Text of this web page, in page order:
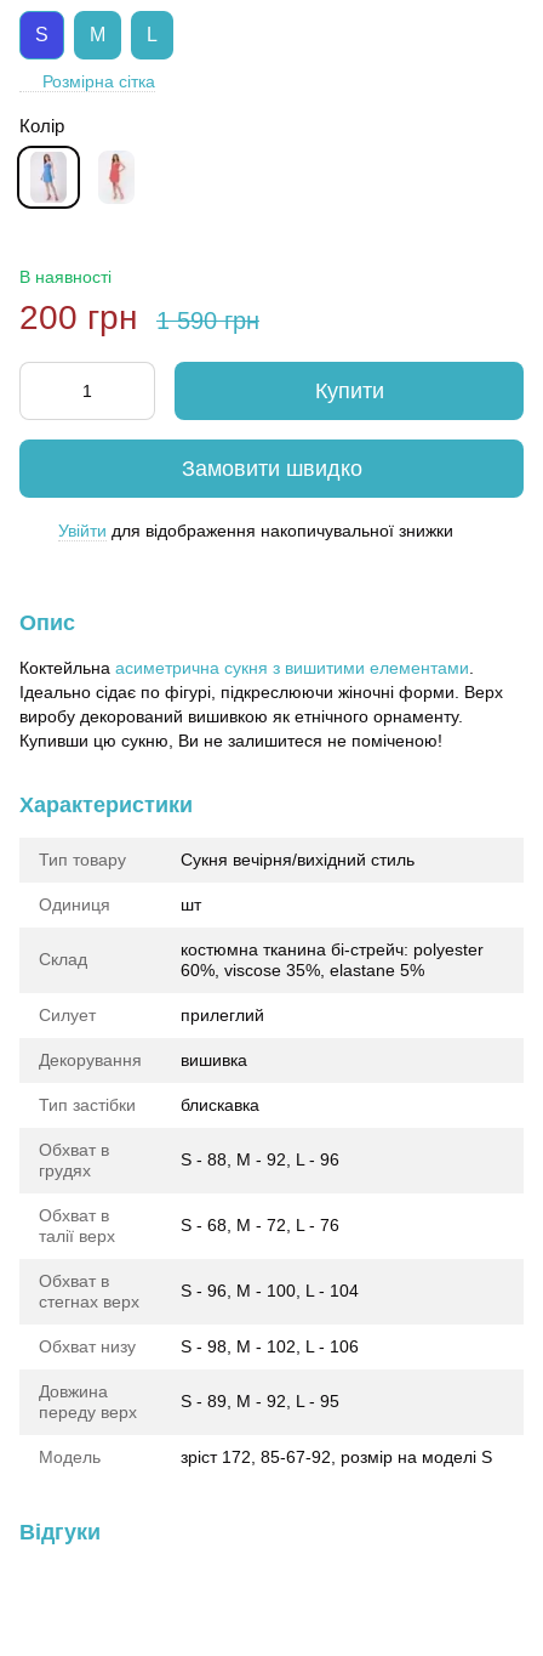
S M L
Розмірна сітка
Колір
В наявності
200 грн 1 590 грн
Купити
Замовити швидко
Увійти для відображення накопичувальної знижки
Опис
Коктейльна асиметрична сукня з вишитими елементами
Ідеально сідає по фігурі, підкреслюючи жіночні форми. Верх
виробу декорований вишивкою як етнічного орнаменту.
Купивши цю сукню, Ви не залишитеся не поміченою!
Характеристики
Тип товару Сукня вечірня/вихідний стиль
Одиниця шт
Склад
костюмна тканина бі-стрейч: polyester
60%, viscose 35%, elastane 5%
Силует прилеглий
Декорування вишивка
Тип застібки блискавка
Обхват в
грудях
S - 88, M - 92, L - 96
Обхват в
талії верх
S - 68, M - 72, L - 76
Обхват в
стегнах верх
S - 96, M - 100, L - 104
Обхват низу S - 98, M - 102, L - 106
Довжина
переду верх
S - 89, M - 92, L - 95
Модель зріст 172, 85-67-92, розмір на моделі S
Відгуки